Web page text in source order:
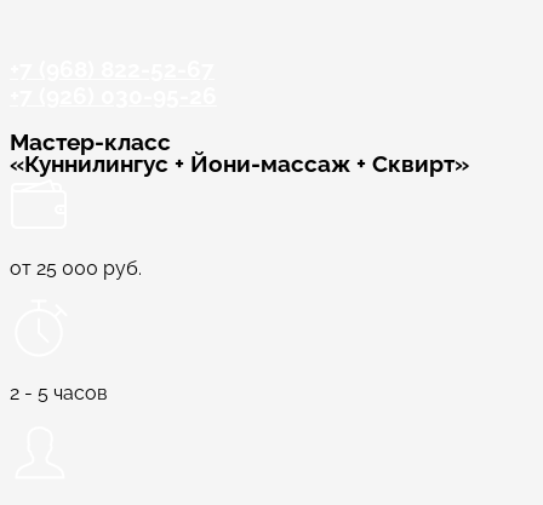
Мастер-класс
«Куннилингус + Йони-массаж + Сквирт»
от 25 000 руб.
2 - 5 часов